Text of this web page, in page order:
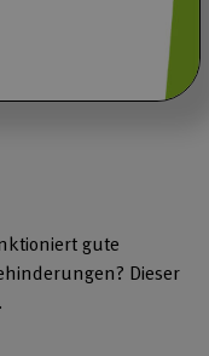
gute
Dieser